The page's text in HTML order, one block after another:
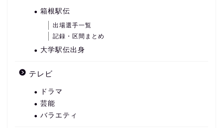
箱根駅伝
出場選手一覧
記録・区間まとめ
大学駅伝出身
テレビ
ドラマ
芸能
バラエティ